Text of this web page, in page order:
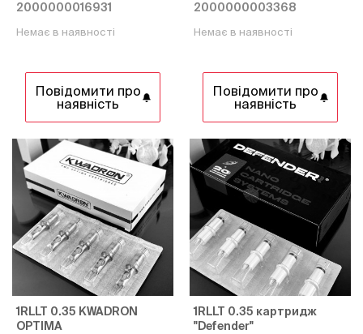
2000000016931
Немає в наявності
Повідомити про
наявність
2000000003368
Немає в наявності
Повідомити про
наявність
1RLLT 0.35 KWADRON
OPTIMA
1RLLT 0.35 картридж
"Defender"